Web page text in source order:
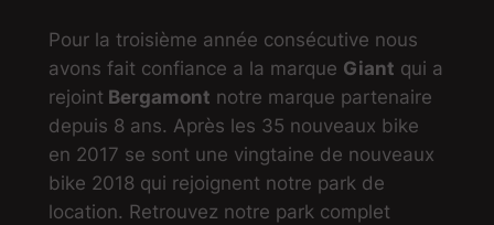
Pour la troisième année consécutive nous
avons fait confiance a la marque Giant qui a
rejoint Bergamont notre marque partenaire
depuis 8 ans. Après les 35 nouveaux bike
en 2017 se sont une vingtaine de nouveaux
bike 2018 qui rejoignent notre park de
location. Retrouvez notre park complet